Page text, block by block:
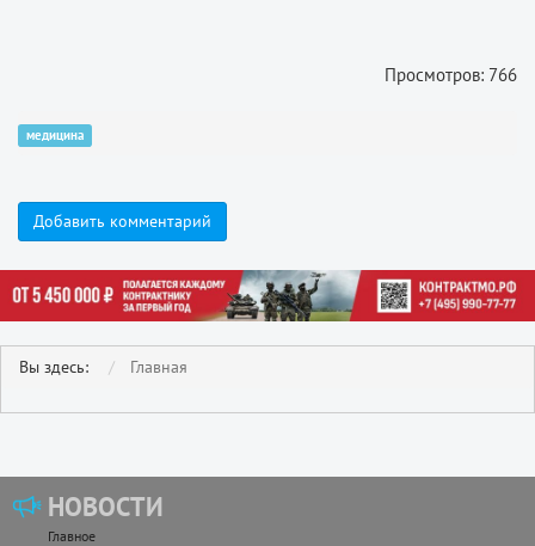
Просмотров: 766
медицина
Добавить комментарий
Вы здесь: Главная
НОВОСТИ
Главное